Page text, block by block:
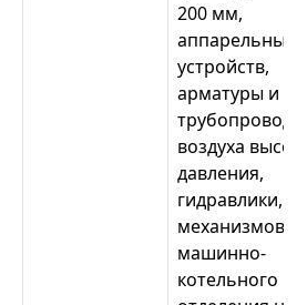
200 мм,
аппарельных
устройств,
арматуры и
воздуха
давления,
гидравлики,
механизмов
машинно-
котельного